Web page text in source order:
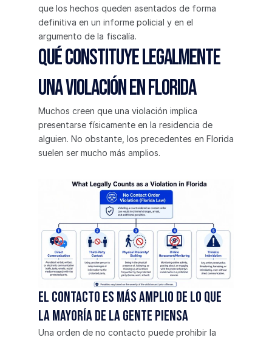
que los hechos queden asentados de forma
definitiva en un informe policial y en el
argumento de la fiscalía.
Qué constituye legalmente
una violación en Florida
Muchos creen que una violación implica
presentarse físicamente en la residencia de
alguien. No obstante, los precedentes en Florida
suelen ser mucho más amplios.
El contacto es más amplio de lo que
la mayoría de la gente piensa
Una orden de no contacto puede prohibir la